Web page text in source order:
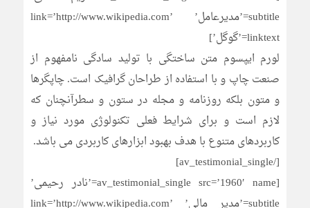
subtitle=’مدیرعامل’ link=’http://www.wikipedia.com’
linktext=’گوگل’]
لورم ایپسوم متن ساختگی با تولید سادگی نامفهوم از
صنعت چاپ و با استفاده از طراحان گرافیک است. چاپگرها
و متون بلکه روزنامه و مجله در ستون و سطرآنچنان که
لازم است و برای شرایط فعلی تکنولوژی مورد نیاز و
کاربردهای متنوع با هدف بهبود ابزارهای کاربردی می باشد.
[/av_testimonial_single]
[av_testimonial_single src=’1960′ name=’نادر رحیمی’